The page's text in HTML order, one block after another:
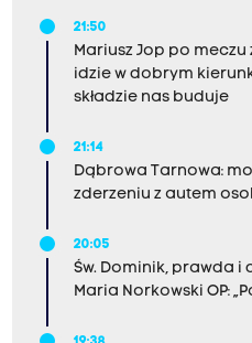
21:50
Mariusz Jop po meczu
idzie w dobrym
składzie nas buduje
21:14
Dąbrowa Tarnowa:
zderzeniu z autem
20:05
Św. Dominik, prawda i
Maria Norkowski OP: